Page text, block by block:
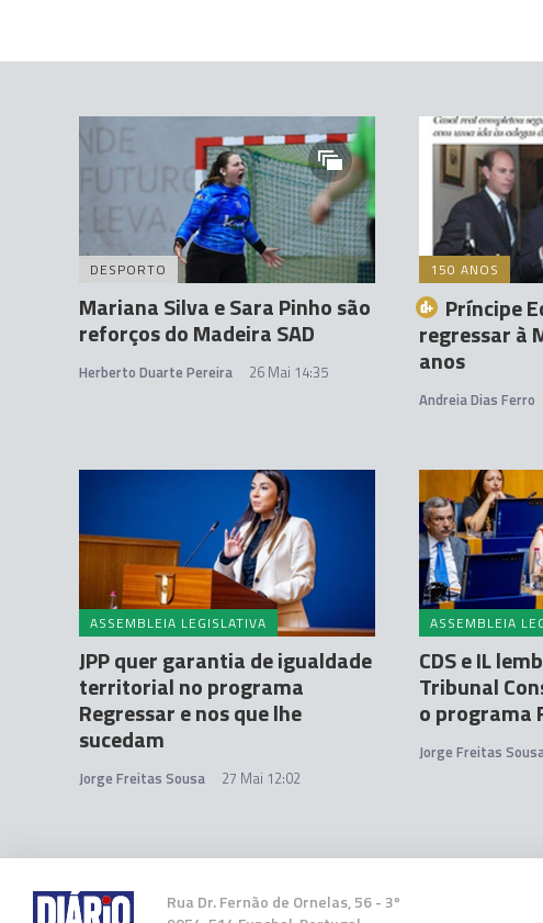
DESPORTO
Mariana Silva e Sara Pinho são
reforços do Madeira SAD
Herberto Duarte Pereira 26 Mai 14:35
150 ANOS
Príncipe
regressar à
anos
Andreia Dias Ferro
ASSEMBLEIA LEGISLATIVA
JPP quer garantia de igualdade
territorial no programa
Regressar e nos que lhe
sucedam
Jorge Freitas Sousa 27 Mai 12:02
ASSEMBLEIA
CDS e IL
Tribunal
o programa
Jorge Freitas
Rua Dr. Fernão de Ornelas, 56 - 3º